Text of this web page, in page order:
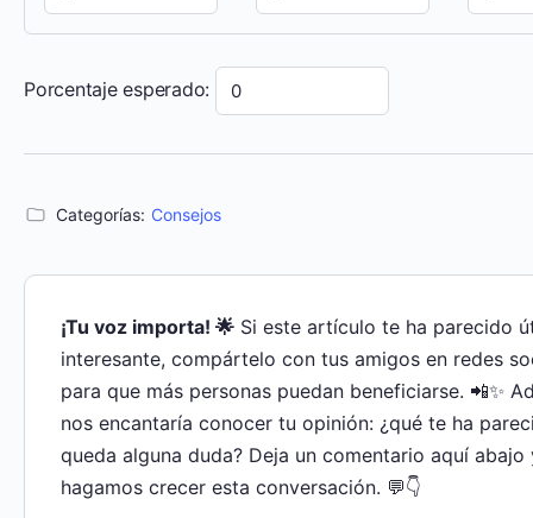
Porcentaje esperado:
Categorías: Consejos
¡Tu voz importa! 🌟 Si este artículo te ha parecido
interesante, compártelo con tus amigos en redes
para que más personas puedan beneficiarse. 📲✨
nos encantaría conocer tu opinión: ¿qué te ha
queda alguna duda? Deja un comentario aquí abajo
hagamos crecer esta conversación. 💬👇